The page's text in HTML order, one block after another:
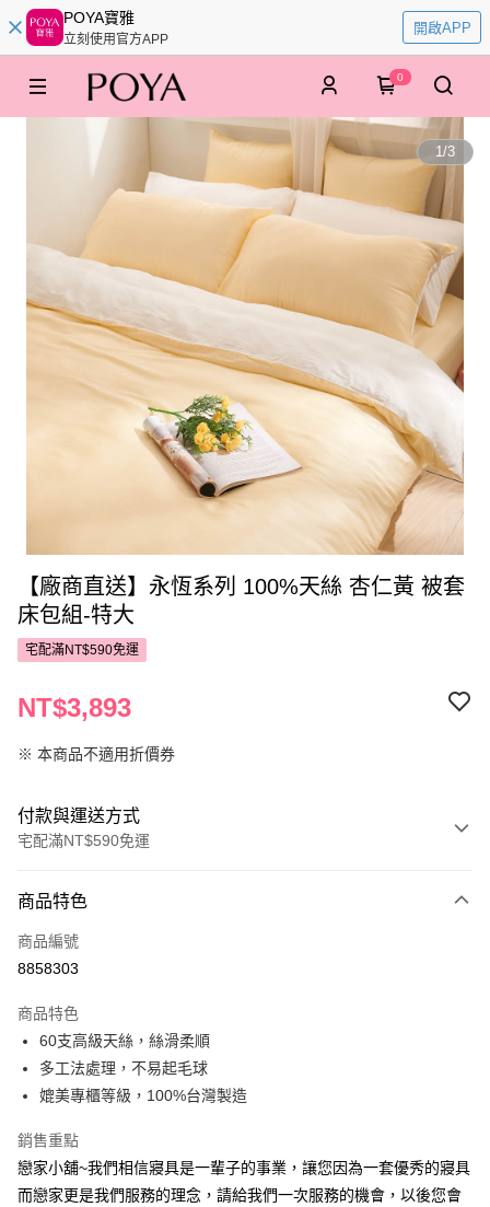
POYA寶雅
立刻使用官方APP
開啟APP
0
1/3
【廠商直送】永恆系列 100%天絲 杏仁黃 被套
床包組-特大
宅配滿NT$590免運
NT$3,893
※ 本商品不適用折價券
付款與運送方式
宅配滿NT$590免運
POYA支付
信用卡一次付款
Apple Pay
街口支付
Google Pay
AFTEE先享後付
商品特色
商品編號
8858303
商品特色
60支高級天絲，絲滑柔順
多工法處理，不易起毛球
媲美專櫃等級，100%台灣製造
銷售重點
戀家小舖~我們相信寢具是一輩子的事業，讓您因為一套優秀的寢具
而戀家更是我們服務的理念，請給我們一次服務的機會，以後您會